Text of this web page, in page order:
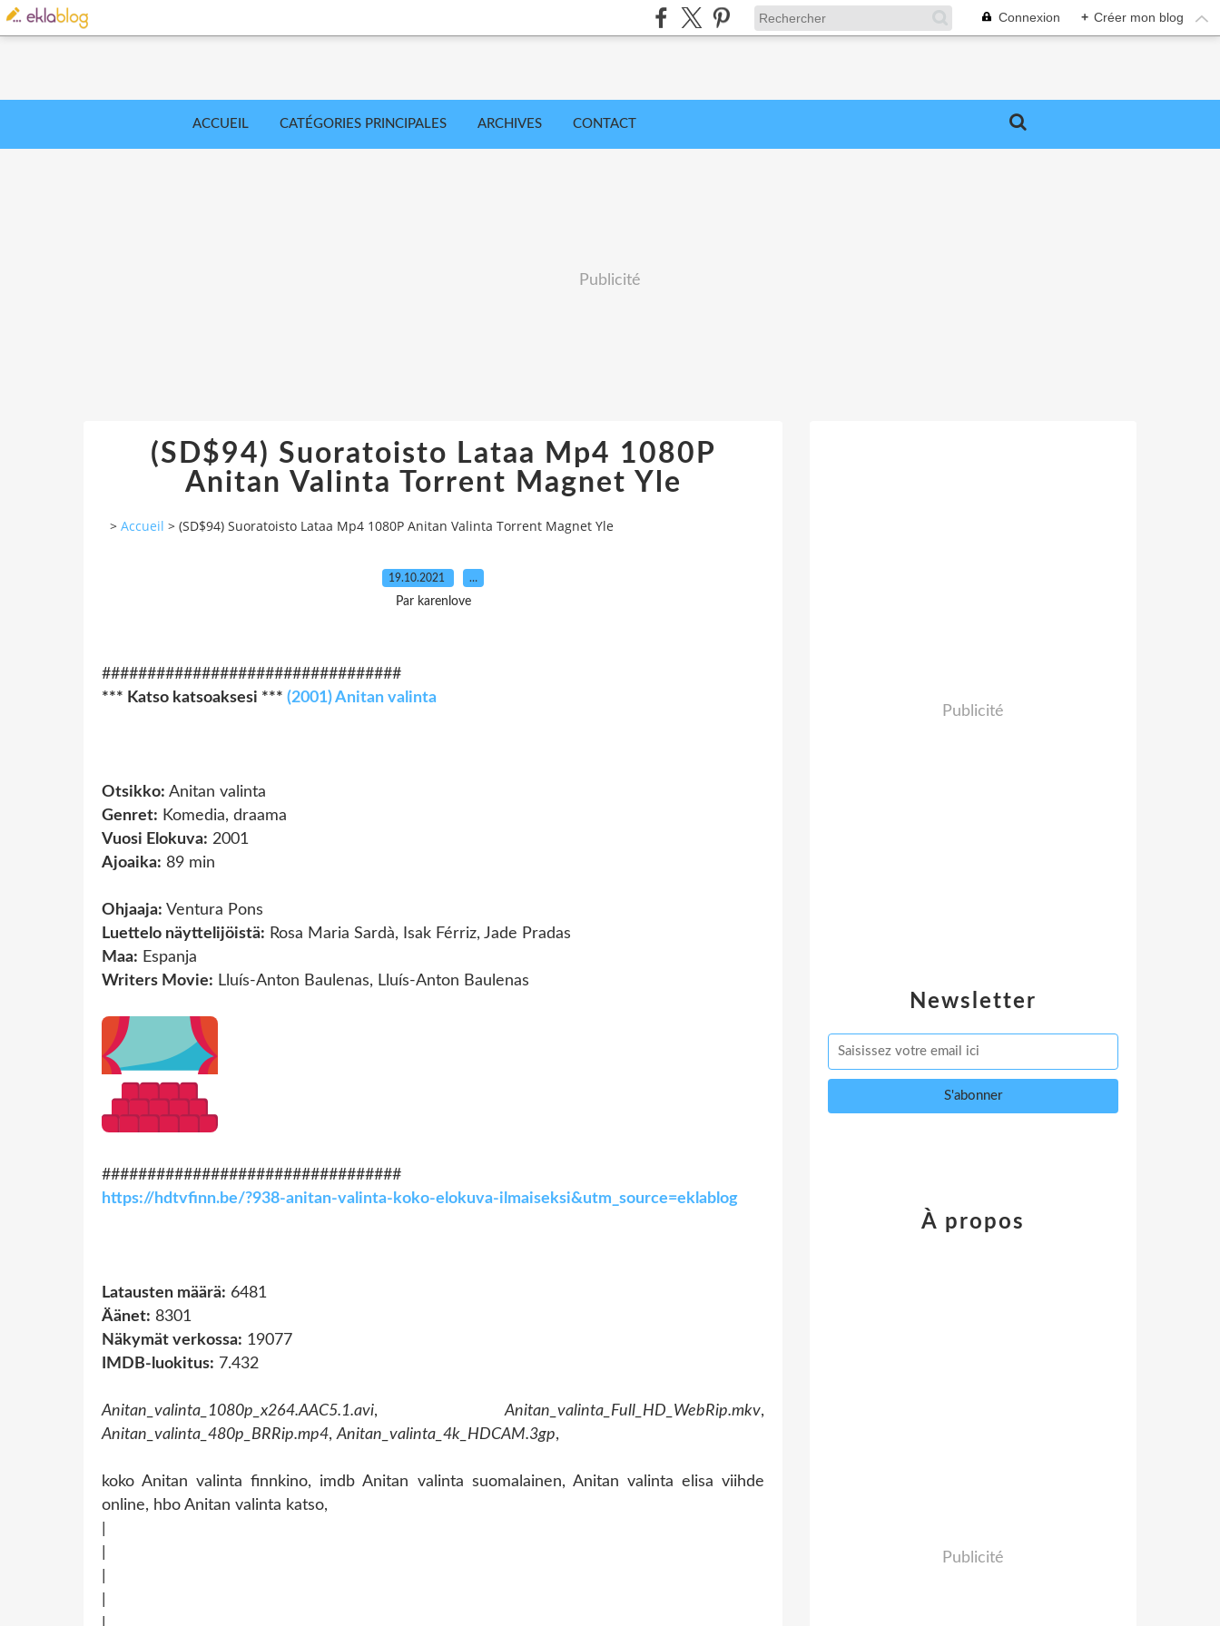
Connexion + Créer mon blog
ACCUEIL CATÉGORIES PRINCIPALES ARCHIVES CONTACT
Publicité
(SD$94) Suoratoisto Lataa Mp4 1080P
Anitan Valinta Torrent Magnet Yle
> Accueil > (SD$94) Suoratoisto Lataa Mp4 1080P Anitan Valinta Torrent Magnet Yle
19.10.2021 …
Par karenlove
#################################
*** Katso katsoaksesi *** (2001) Anitan valinta
Otsikko: Anitan valinta
Genret: Komedia, draama
Vuosi Elokuva: 2001
Ajoaika: 89 min
Ohjaaja: Ventura Pons
Luettelo näyttelijöistä: Rosa Maria Sardà, Isak Férriz, Jade Pradas
Maa: Espanja
Writers Movie: Lluís-Anton Baulenas, Lluís-Anton Baulenas
#################################
https://hdtvfinn.be/?938-anitan-valinta-koko-elokuva-ilmaiseksi&utm_source=eklablog
Latausten määrä: 6481
Äänet: 8301
Näkymät verkossa: 19077
IMDB-luokitus: 7.432
Anitan_valinta_1080p_x264.AAC5.1.avi,Anitan_valinta_Full_HD_WebRip.mkv,
Anitan_valinta_480p_BRRip.mp4,Anitan_valinta_4k_HDCAM.3gp,
koko Anitan valinta finnkino, imdb Anitan valinta suomalainen, Anitan valinta elisa viihde
online, hbo Anitan valinta katso,
Newsletter
Publicité
À propos
Publicité